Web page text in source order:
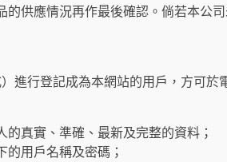
的供應情況再作最後確認。倘若本公
進行登記成為本網站的用戶，方可
的真實、準確、最新及完整的資料；
的用戶名稱及密碼；